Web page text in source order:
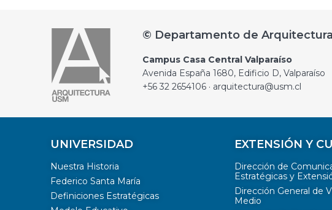
© Departamento de Arquitectura
Campus Casa Central Valparaíso
Avenida España 1680, Edificio D, Valparaíso
+56 32 2654106 · arquitectura@usm.cl
UNIVERSIDAD
Nuestra Historia
Federico Santa María
Definiciones Estratégicas
EXTENSIÓN Y
Dirección de
Estratégicas y
Dirección General de
Medio